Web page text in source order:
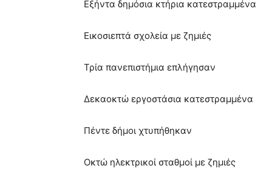
Εξήντα δημόσια κτήρια κατεστραμμένα
Εικοσιεπτά σχολεία με ζημιές
Τρία πανεπιστήμια επλήγησαν
Δεκαοκτώ εργοστάσια κατεστραμμένα
Πέντε δήμοι χτυπήθηκαν
Οκτώ ηλεκτρικοί σταθμοί με ζημιές